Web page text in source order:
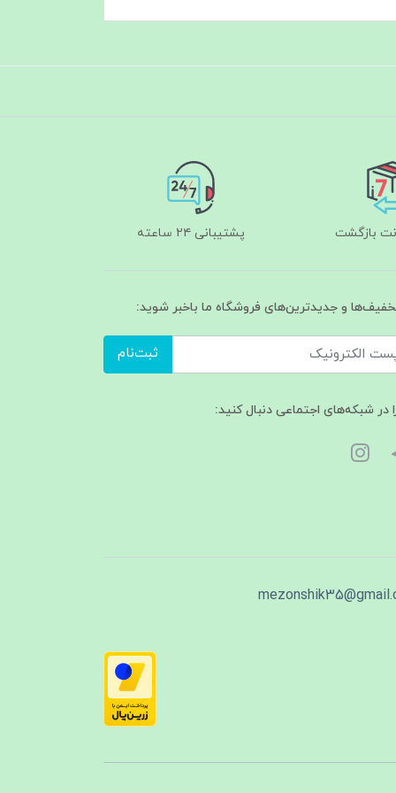
پشتیبانی ۲۴ ساعته
و جدیدترین‌های فروشگاه ما باخبر شوید:
ثبت‌نام
در شبکه‌های اجتماعی دنبال کنید: